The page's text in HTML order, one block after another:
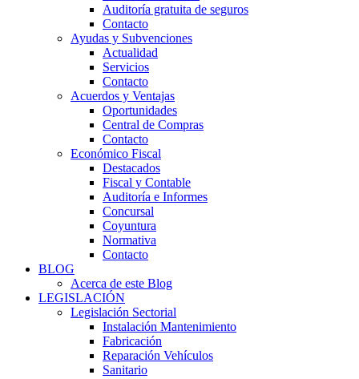
Auditoría gratuita de seguros
Contacto
Ayudas y Subvenciones
Actualidad
Servicios
Contacto
Acuerdos y Ventajas
Oportunidades
Central de Compras
Contacto
Económico Fiscal
Destacados
Fiscal y Contable
Auditoría e Informes
Concursal
Coyuntura
Normativa
Contacto
BLOG
Acerca de este Blog
LEGISLACIÓN
Legislación Sectorial
Instalación Mantenimiento
Fabricación
Reparación Vehículos
Sanitario